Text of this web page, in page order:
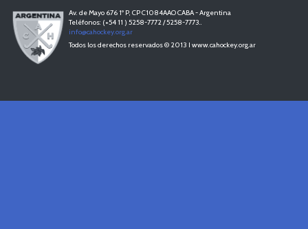
Av. de Mayo 676 1º P, CP C1084AAO CABA - Argentina
Teléfonos: (+54 11 ) 5258-7772 / 5258-7773..
info@cahockey.org.ar
Todos los derechos reservados © 2013 I www.cahockey.org.ar